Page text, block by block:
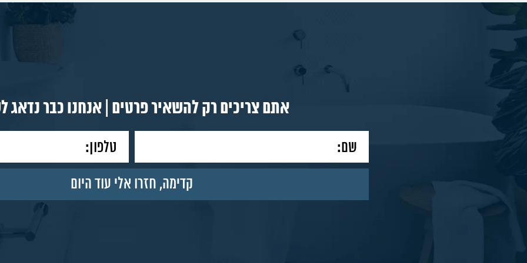
מאמרים
צור
אתם צריכים רק להשאיר פרטים | אנחנו כבר נדאג